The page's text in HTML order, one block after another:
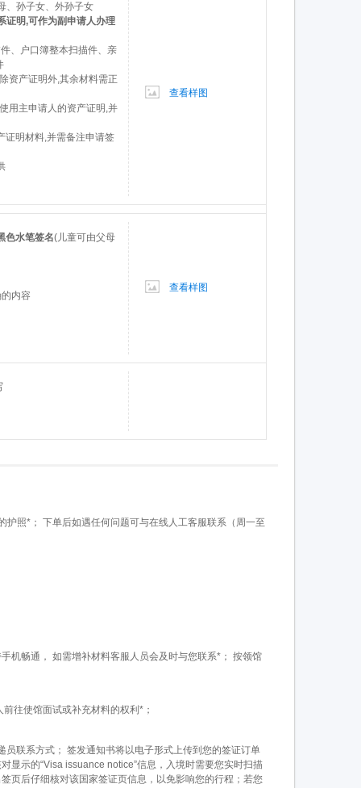
、孙子女、外孙子女
证明,可作为副申请人办理
、户口簿整本扫描件、亲
资产证明外,其余材料需正
用主申请人的资产证明,并
证明材料,并需备注申请签
查看样图
色水笔签名(儿童可由父母
内容
查看样图
照*； 下单后如遇任何问题可与在线人工客服联系（周一至
机畅通， 如需增补材料客服人员会及时与您联系*； 按领馆
往使馆面试或补充材料的权利*；
联系方式； 签发通知书将以电子形式上传到您的签证订单
显示的“Visa issuance notice”信息，入境时需要您实时扫描
页后仔细核对该国家签证页信息，以免影响您的行程；若您